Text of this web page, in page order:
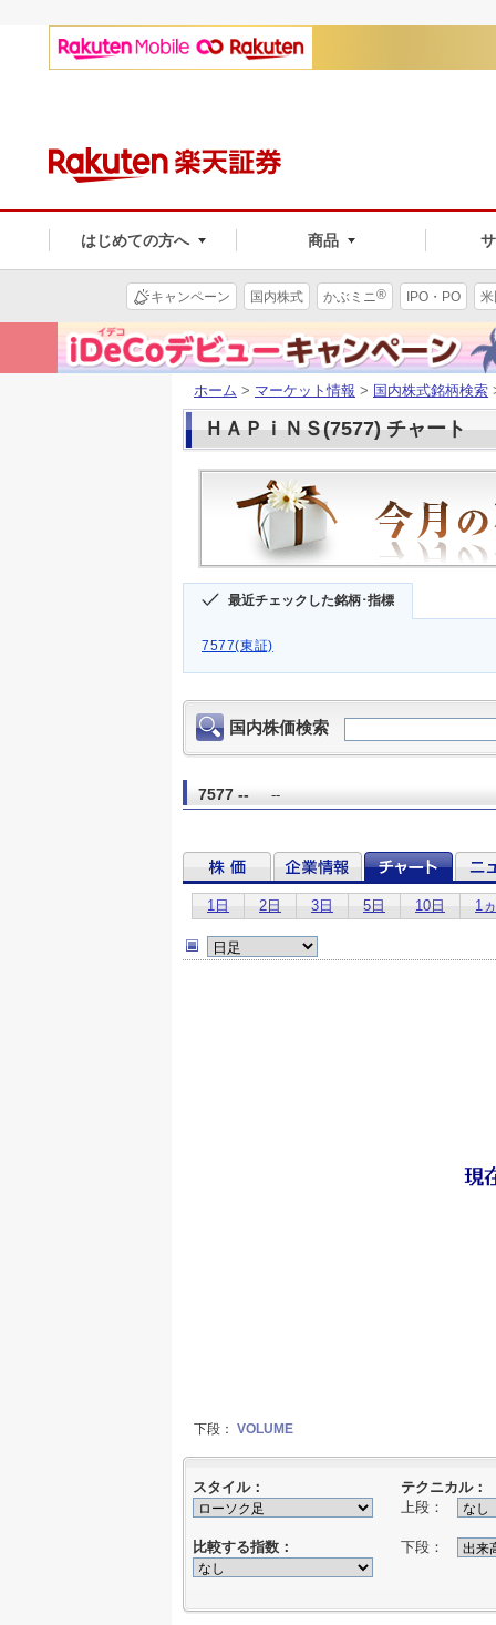
はじめての方へ 商品
キャンペーン 国内株式 かぶミニ® IPO・PO
ホーム > マーケット情報 > 国内株式銘柄検索
ＨＡＰｉＮＳ(7577) チャート
最近チェックした銘柄･指標
7577(東証)